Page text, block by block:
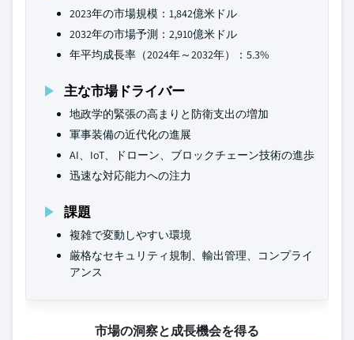
2023年の市場規模：1,842億米ドル
2032年の市場予測：2,910億米ドル
年平均成長率（2024年～2032年）：5.3%
主な市場ドライバー
地政学的緊張の高まりと防衛支出の増加
軍事装備の近代化の進展
AI、IoT、ドローン、ブロックチェーン技術の進歩
迅速な対応能力への注力
課題
複雑で変動しやすい環境
厳格なセキュリティ規制、輸出管理、コンプライ
アンス
市場の洞察と成長機会を得る